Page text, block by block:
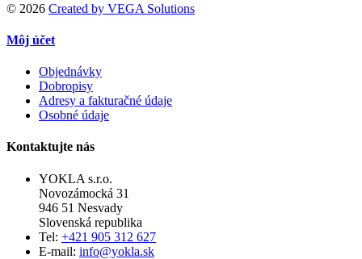
© 2026 Created by VEGA Solutions
Môj účet
Objednávky
Dobropisy
Adresy a fakturačné údaje
Osobné údaje
Kontaktujte nás
YOKLA s.r.o.
Novozámocká 31
946 51 Nesvady
Slovenská republika
Tel: +421 905 312 627
E-mail: info@yokla.sk